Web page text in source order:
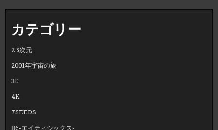
カテゴリー
2.5次元
2001年宇宙の旅
3D
4K
7SEEDS
86-エイティシックス-